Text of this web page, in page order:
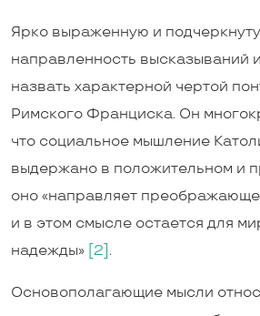
Ярко выраженную и
направленность высказываний
назвать характерной чертой
Римского Франциска. Он
что социальное мышление
выдержано в положительном и
оно «направляет
и в этом смысле остается для
надежды» [2] .
Основополагающие мысли